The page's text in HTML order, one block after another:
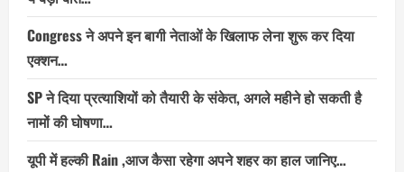
Congress ने अपने इन बागी नेताओं के खिलाफ लेना शुरू कर दिया
एक्शन…
SP ने दिया प्रत्याशियों को तैयारी के संकेत, अगले महीने हो सकती है
नामों की घोषणा…
यूपी में हल्की Rain ,आज कैसा रहेगा अपने शहर का हाल जानिए…